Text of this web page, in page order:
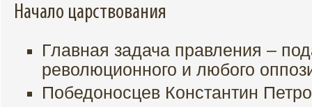
Начало царствования
Главная задача правления –
революционного и любого
Победоносцев Константин